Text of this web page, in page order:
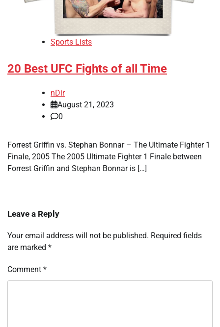
Sports Lists
20 Best UFC Fights of all Time
nDir
August 21, 2023
0
Forrest Griffin vs. Stephan Bonnar – The Ultimate Fighter 1
Finale, 2005 The 2005 Ultimate Fighter 1 Finale between
Forrest Griffin and Stephan Bonnar is […]
Leave a Reply
Your email address will not be published. Required fields
are marked *
Comment *